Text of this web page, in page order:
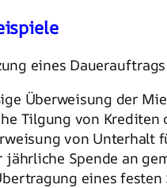
eines
Überweisung der
Tilgung von Krediten
von Unterhalt
jährliche Spende an
eines